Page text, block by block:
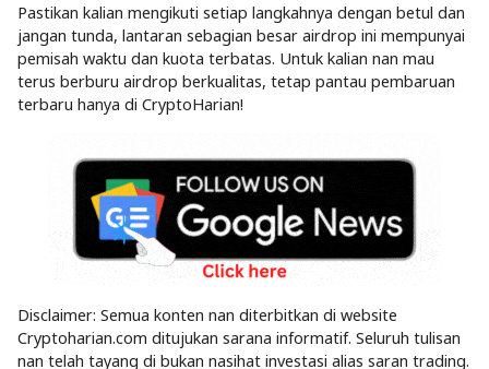
Pastikan kalian mengikuti setiap langkahnya dengan betul dan
jangan tunda, lantaran sebagian besar airdrop ini mempunyai
pemisah waktu dan kuota terbatas. Untuk kalian nan mau
terus berburu airdrop berkualitas, tetap pantau pembaruan
terbaru hanya di CryptoHarian!
Disclaimer: Semua konten nan diterbitkan di website
Cryptoharian.com ditujukan sarana informatif. Seluruh tulisan
nan telah tayang di bukan nasihat investasi alias saran trading.